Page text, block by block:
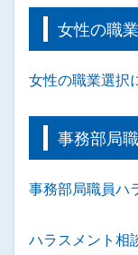
女性の職
女性の職業選択
事務部局
事務部局職員ハ
ハラスメント相